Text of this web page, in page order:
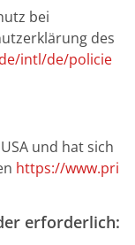
bei
des
intl/de/policie
und hat sich
https://www.pri
erforderlich: